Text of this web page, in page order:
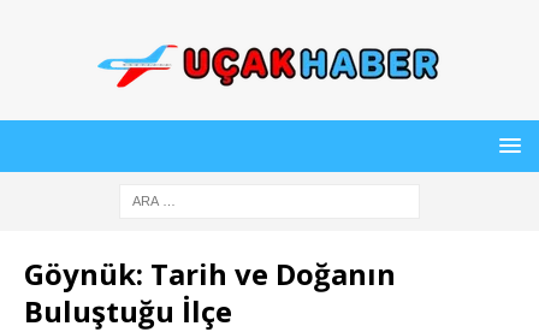
Göynük: Tarih ve Doğanın
Buluştuğu İlçe